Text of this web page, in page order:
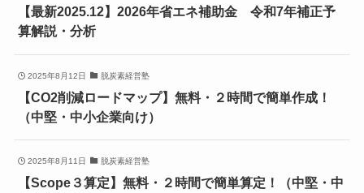
【最新2025.12】2026年省エネ補助金 令和7年補正予
算解説・分析
2025年8月12日 脱炭素経営塾
【CO2削減ロードマップ】無料・２時間で簡単作成！
（中堅・中小企業向け）
2025年8月11日 脱炭素経営塾
【Scope３算定】無料・２時間で簡単算定！（中堅・中